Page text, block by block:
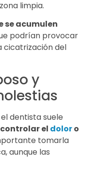
limpia.
se acumulen
podrían provocar
cicatrización del
y
dentista suele
el doloro
tomarla
aunque las